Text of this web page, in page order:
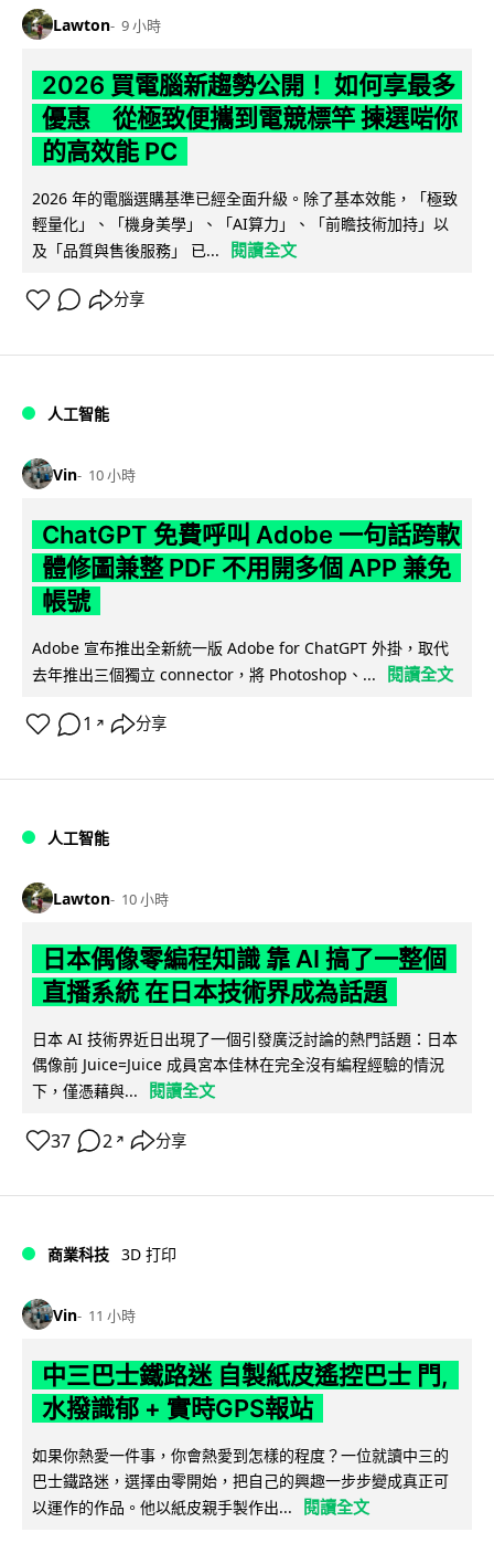
Lawton 9 小時
2026 買電腦新趨勢公開！ 如何享最多
優惠 從極致便攜到電競標竿 揀選啱你
的高效能 PC
2026 年的電腦選購基準已經全面升級。除了基本效能，「極致
輕量化」、「機身美學」、「AI算力」、「前瞻技術加持」以
及「品質與售後服務」 已...
閱讀全文
分享
人工智能
Vin 10 小時
ChatGPT 免費呼叫 Adobe 一句話跨軟
體修圖兼整 PDF 不用開多個 APP 兼免
帳號
Adobe 宣布推出全新統一版 Adobe for ChatGPT 外掛，取代
去年推出三個獨立 connector，將 Photoshop、...
閱讀全文
1 ↗ 分享
人工智能
Lawton 10 小時
日本偶像零編程知識 靠 AI 搞了一整個
直播系統 在日本技術界成為話題
日本 AI 技術界近日出現了一個引發廣泛討論的熱門話題：日本
偶像前 Juice=Juice 成員宮本佳林在完全沒有編程經驗的情況
下，僅憑藉與...
閱讀全文
37 2 ↗ 分享
商業科技 3D 打印
Vin 11 小時
中三巴士鐵路迷 自製紙皮遙控巴士 門,
水撥識郁 + 實時GPS報站
如果你熱愛一件事，你會熱愛到怎樣的程度？一位就讀中三的
巴士鐵路迷，選擇由零開始，把自己的興趣一步步變成真正可
以運作的作品。他以紙皮親手製作出...
閱讀全文